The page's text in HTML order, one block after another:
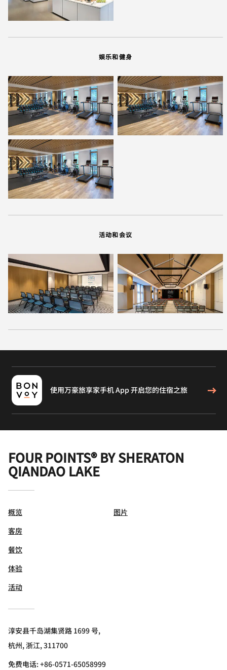
娱乐和健身
活动和会议
使用万豪旅享家手机 App 开启您的住宿之旅
FOUR POINTS® BY SHERATON
QIANDAO LAKE
概览
客房
餐饮
体验
活动
图片
淳安县千岛湖集贤路 1699 号,
杭州, 浙江, 311700
免费电话:+86-0571-65058999